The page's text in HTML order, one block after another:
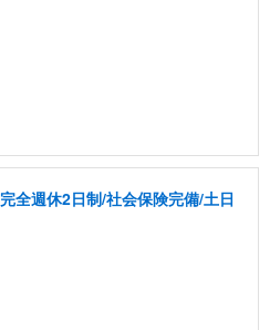
全週休2日制/社会保険完備/土日